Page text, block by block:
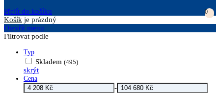
Přejít do košíku
0
Košík je prázdný
Otevřít menu
Filtrovat podle
Typ
Skladem (495)
skrýt
Cena
-